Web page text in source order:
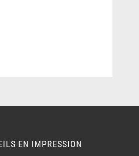
EN IMPRESSION